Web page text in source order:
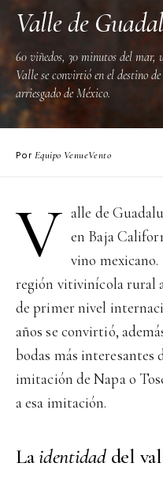
Valle de
60 viñedos, 30 minutos del mar,
Valle se convirtió en el destino
arriesgado de México.
Por Equipo VenueVento
V alle de
en Baja
vino mexicano.
región vitivinícola rural
de primer nivel
años se convirtió,
bodas más interesantes
imitación de Napa o
a esa imitación.
Laidentidaddel